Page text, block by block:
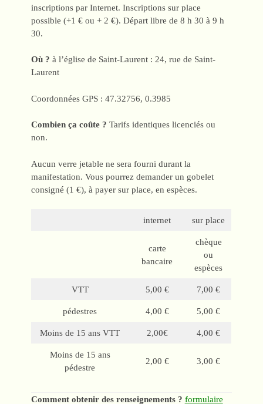
inscriptions par Internet. Inscriptions sur place
possible (+1 € ou + 2 €). Départ libre de 8 h 30 à 9 h
30.
Où ? à l’église de Saint-Laurent : 24, rue de Saint-
Laurent
Coordonnées GPS : 47.32756, 0.3985
Combien ça coûte ? Tarifs identiques licenciés ou
non.
Aucun verre jetable ne sera fourni durant la
manifestation. Vous pourrez demander un gobelet
consigné (1 €), à payer sur place, en espèces.
internet sur place
carte
bancaire
chèque
ou
espèces
VTT 5,00 € 7,00 €
pédestres 4,00 € 5,00 €
Moins de 15 ans VTT 2,00€ 4,00 €
Moins de 15 ans
pédestre
2,00 € 3,00 €
Comment obtenir des renseignements ? formulaire